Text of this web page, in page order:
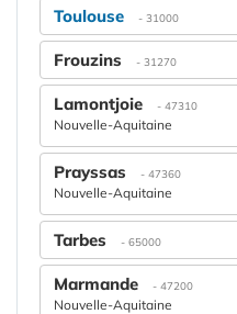
Toulouse - 31000
Frouzins - 31270
Lamontjoie - 47310
Nouvelle-Aquitaine
Prayssas - 47360
Nouvelle-Aquitaine
Tarbes - 65000
Marmande - 47200
Nouvelle-Aquitaine